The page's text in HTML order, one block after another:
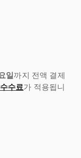
일까지 전액 결제
수료가 적용됩니